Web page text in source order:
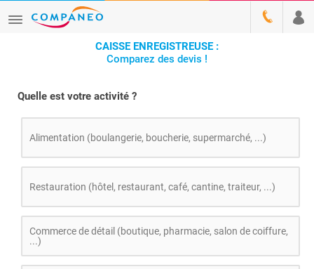
CAISSE ENREGISTREUSE :
Comparez des devis !
Quelle est votre activité ?
Alimentation (boulangerie, boucherie, supermarché, ...)
Restauration (hôtel, restaurant, café, cantine, traiteur, ...)
Commerce de détail (boutique, pharmacie, salon de coiffure,
...)